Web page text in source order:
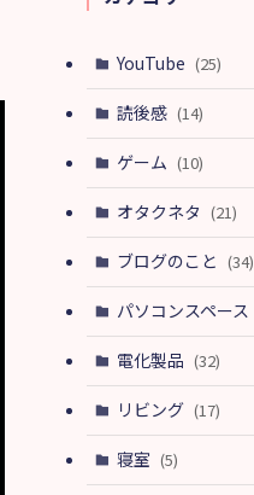
YouTube (25)
読後感 (14)
ゲーム (10)
オタクネタ (21)
ブログのこと (34)
パソコンスペース
電化製品 (32)
リビング (17)
寝室 (5)